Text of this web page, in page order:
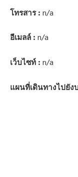
โทรสาร : n/a
อีเมลล์ : n/a
เว็บไซท์ : n/a
แผนที่เดินทางไปยัง